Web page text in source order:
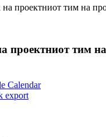
на проектниот тим на
проектниот тим
Calendar
export